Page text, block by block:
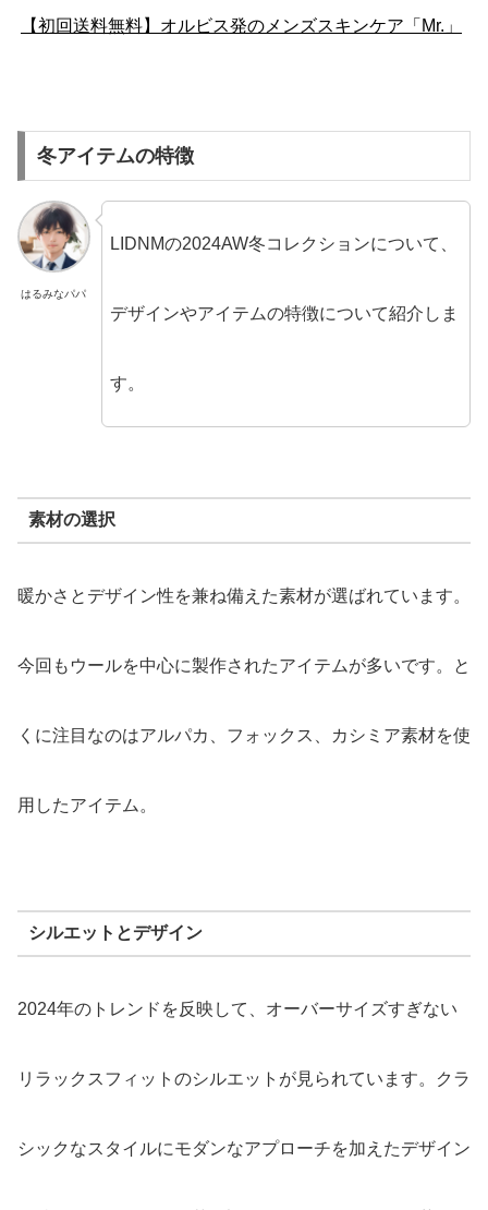
【初回送料無料】オルビス発のメンズスキンケア「Mr.」
冬アイテムの特徴
はるみなパパ
LIDNMの2024AW冬コレクションについて、
デザインやアイテムの特徴について紹介しま
す。
素材の選択
暖かさとデザイン性を兼ね備えた素材が選ばれています。
今回もウールを中心に製作されたアイテムが多いです。と
くに注目なのはアルパカ、フォックス、カシミア素材を使
用したアイテム。
シルエットとデザイン
2024年のトレンドを反映して、オーバーサイズすぎない
リラックスフィットのシルエットが見られています。クラ
シックなスタイルにモダンなアプローチを加えたデザイン